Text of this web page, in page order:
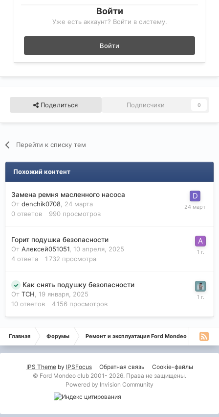
Войти
Уже есть аккаунт? Войти в систему.
Войти
Поделиться Подписчики 0
Перейти к списку тем
Похожий контент
Замена ремня масленного насоса
От denchik0708 24 марта
0 ответов 990 просмотров
Горит подушка безопасности
От Алексей051051 10 апреля, 2025
4 ответа 1 732 просмотра
Как снять подушку безопасности
От ТСН, 19 января, 2025
10 ответов 4 156 просмотров
Главная Форумы Ремонт и эксплуатация Ford Mondeo
IPS Themeby IPSFocus Обратная связь
Cookie-файлы
© Ford Mondeo club 2001- 2026. Права не защищены.
Powered by Invision Community